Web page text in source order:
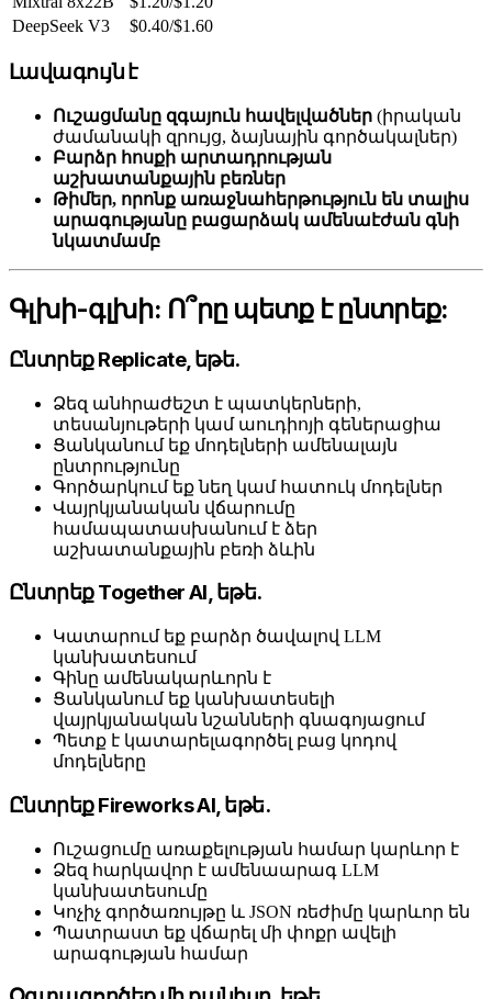
DeepSeek V3
$0.40/$1.60
Լավագույն է
Ուշացմանը զգայուն հավելվածներ (իրական
ժամանակի զրույց, ձայնային գործակալներ)
Բարձր հոսքի արտադրության
աշխատանքային բեռներ
Թիմեր, որոնք առաջնահերթություն են տալիս
արագությանը բացարձակ ամենաէժան գնի
նկատմամբ
Գլխի-գլխի: Ո՞րը պետք է ընտրեք:
Ընտրեք Replicate, եթե.
Ձեզ անհրաժեշտ է պատկերների,
տեսանյութերի կամ աուդիոյի գեներացիա
Ցանկանում եք մոդելների ամենալայն
ընտրությունը
Գործարկում եք նեղ կամ հատուկ մոդելներ
Վայրկյանական վճարումը
համապատասխանում է ձեր
աշխատանքային բեռի ձևին
Ընտրեք Together AI, եթե.
Կատարում եք բարձր ծավալով LLM
կանխատեսում
Գինը ամենակարևորն է
Ցանկանում եք կանխատեսելի
վայրկյանական նշանների գնագոյացում
Պետք է կատարելագործել բաց կոդով
մոդելները
Ընտրեք Fireworks AI, եթե.
Ուշացումը առաքելության համար կարևոր է
Ձեզ հարկավոր է ամենաարագ LLM
կանխատեսումը
Կոչիչ գործառույթը և JSON ռեժիմը կարևոր են
Պատրաստ եք վճարել մի փոքր ավելի
արագության համար